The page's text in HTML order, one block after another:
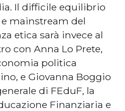
Il difficile equilibrio
mainstream del
etica sarà invece al
con Anna Lo Prete,
politica
e Giovanna Boggio
di FEduF, la
Finanziaria e